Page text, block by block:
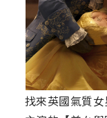
找來英國氣質